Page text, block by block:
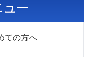
ての方へ